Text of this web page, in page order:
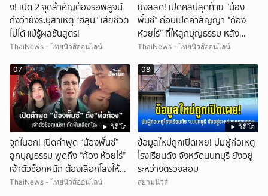
ึ้ง! เปิด 2 จุดสำคัญต้องรอพิสูจน์
ถึงว่ายังระบุสาเหตุ “ฮลุน” เสียชีวิต
ไม่ได้ แม้รู้ผลชันสูตร!
ThaiNews - ไทยนิวส์ออนไลน์
ยิ่งสลด! เปิดคลิปสุดท้าย “น้อง
พั้นช์” ก่อนเปิดคำสัญญา “ก้อง
ห้วยไร่” ที่ให้ลูกบุญธรรม หลัง
ลาโลก!
ThaiNews - ไทยนิวส์ออนไลน์
วิดีโอ
07
จุกในอก! เปิดคำพูด “น้องพั๊นซ์”
ลูกบุญธรรม พูดถึง “ก้อง ห้วยไร่”
เจ้าตัวช็อกหนัก ต้องเลือกโลงให้
ลูก!
ThaiNews - ไทยนิวส์ออนไลน์
วิดีโอ
08
ข้อมูลใหม่ถูกเปิดเผย! ปมผู้ก่อเหตุ
โรงเรียนดัง จังหวัดนนทบุรี ยังอยู่
ระหว่างตรวจสอบ
สยามนิวส์